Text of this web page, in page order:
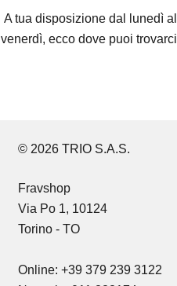
A tua disposizione dal lunedì al
venerdì, eccodove puoi trovarci
© 2026 TRIO S.A.S.
Fravshop
Via Po 1, 10124
Torino - TO
Online: +39 379 239 3122